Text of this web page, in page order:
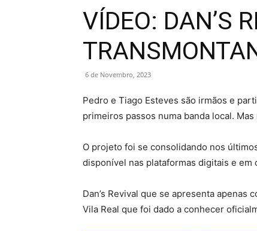
VÍDEO: DAN’S
6 de Novembro, 2023
Pedro e Tiago Esteves são irmãos e
primeiros passos numa banda local.
O projeto foi se consolidando nos
disponível nas plataformas digitais e em
Dan’s Revival que se apresenta
Vila Real que foi dado a conhecer